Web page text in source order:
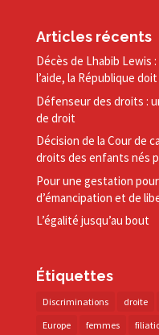
Articles récents
Décès de Lhabib Lewis
l’aide, la République
Défenseur des droits :
de droit
Décision de la Cour de
droits des enfants nés
Pour une gestation
d’émancipation et de
L’égalité jusqu’au bout
Étiquettes
Discriminations droite
Europe
femmes